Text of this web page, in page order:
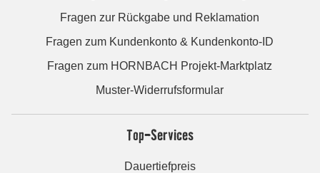
Fragen zur Rückgabe und Reklamation
Fragen zum Kundenkonto & Kundenkonto-ID
Fragen zum HORNBACH Projekt-Marktplatz
Muster-Widerrufsformular
Top-Services
Dauertiefpreis